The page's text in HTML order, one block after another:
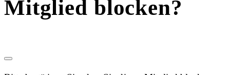
Mitglied blocken?